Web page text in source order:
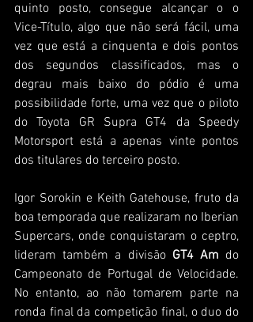
quinto posto, consegue alcançar o o
Vice-Título, algo que não será fácil, uma
vez que está a cinquenta e dois pontos
dos segundos classificados, mas o
degrau mais baixo do pódio é uma
possibilidade forte, uma vez que o piloto
do Toyota GR Supra GT4 da Speedy
Motorsport está a apenas vinte pontos
dos titulares do terceiro posto.
Igor Sorokin e Keith Gatehouse, fruto da
boa temporada que realizaram no Iberian
Supercars, onde conquistaram o ceptro,
lideram também a divisão GT4 Am do
Campeonato de Portugal de Velocidade.
No entanto, ao não tomarem parte na
ronda final da competição final, o duo do